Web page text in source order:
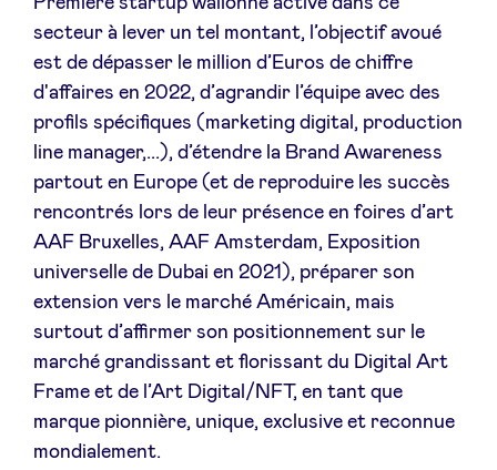
secteur à lever un tel montant, l’objectif avoué
est de dépasser le million d’Euros de chiffre
d'affaires en 2022, d’agrandir l’équipe avec des
profils spécifiques (marketing digital, production
line manager,...), d’étendre la Brand Awareness
partout en Europe (et de reproduire les succès
rencontrés lors de leur présence en foires d’art
AAF Bruxelles, AAF Amsterdam, Exposition
universelle de Dubai en 2021), préparer son
extension vers le marché Américain, mais
surtout d’affirmer son positionnement sur le
marché grandissant et florissant du Digital Art
Frame et de l’Art Digital/NFT, en tant que
marque pionnière, unique, exclusive et reconnue
mondialement.